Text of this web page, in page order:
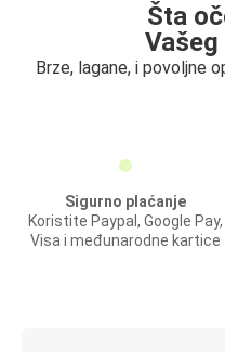
Šta
Brze, lagane, i povoljne
Sigurno plaćanje
Koristite Paypal, Google Pay,
Visa i međunarodne kartice